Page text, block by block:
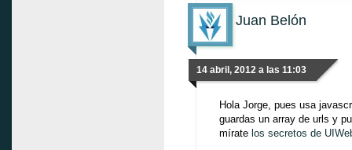
Juan Belón
14 abril, 2012 a las 11:03
Hola Jorge, pues usa
guardas un array de urls y
mírate los secretos de